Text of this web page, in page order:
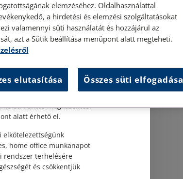
még
hírről,
elesett
tartási
időpontegyeztetés
Pontos megközelítési
alatt érhető el.
home office munkanapot
rendszer terhelésére
és csökkentjük
elemzéséhez. Oldalhasználattal
a hirdetési és elemzési szolgáltatásokat
valamennyi süti használatát és hozzájárul az
azt a Sütik beállítása menüpont alatt megteheti.
elutasítása Összes süti elfogadása